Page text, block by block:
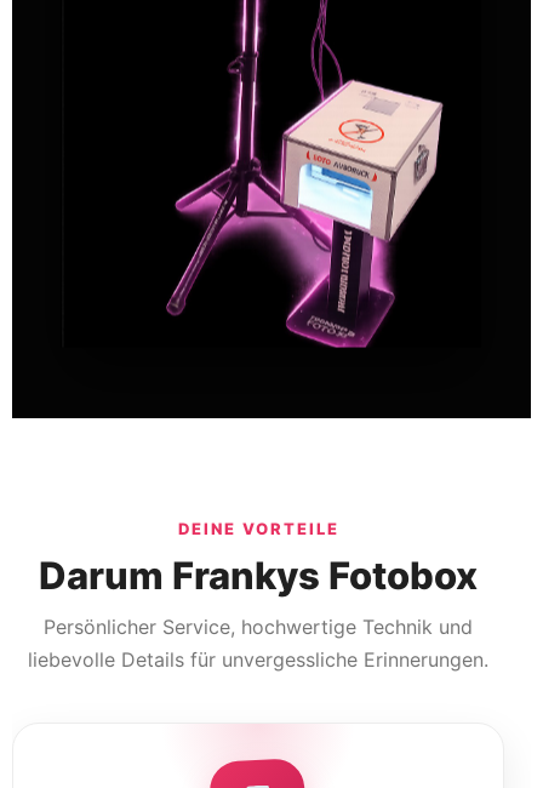
DEINE VORTEILE
Darum Frankys Fotobox
Persönlicher Service, hochwertige Technik und
liebevolle Details für unvergessliche Erinnerungen.